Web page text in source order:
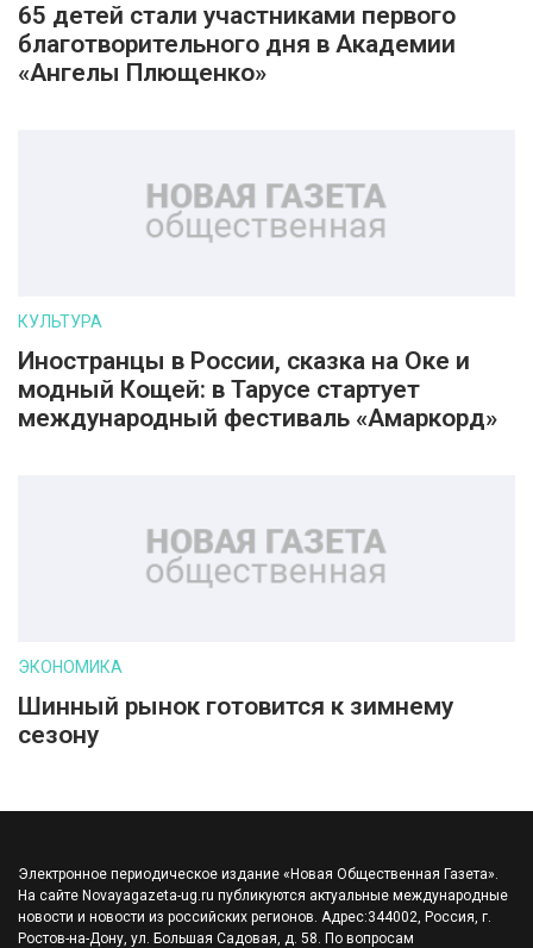
65 детей стали участниками первого
благотворительного дня в Академии
«Ангелы Плющенко»
КУЛЬТУРА
Иностранцы в России, сказка на Оке и
модный Кощей: в Тарусе стартует
международный фестиваль «Амаркорд»
ЭКОНОМИКА
Шинный рынок готовится к зимнему
сезону
Электронное периодическое издание «Новая Общественная Газета».
На сайте Novayagazeta-ug.ru публикуются актуальные международные
новости и новости из российских регионов. Адрес:344002, Россия, г.
Ростов-на-Дону, ул. Большая Садовая, д. 58. По вопросам